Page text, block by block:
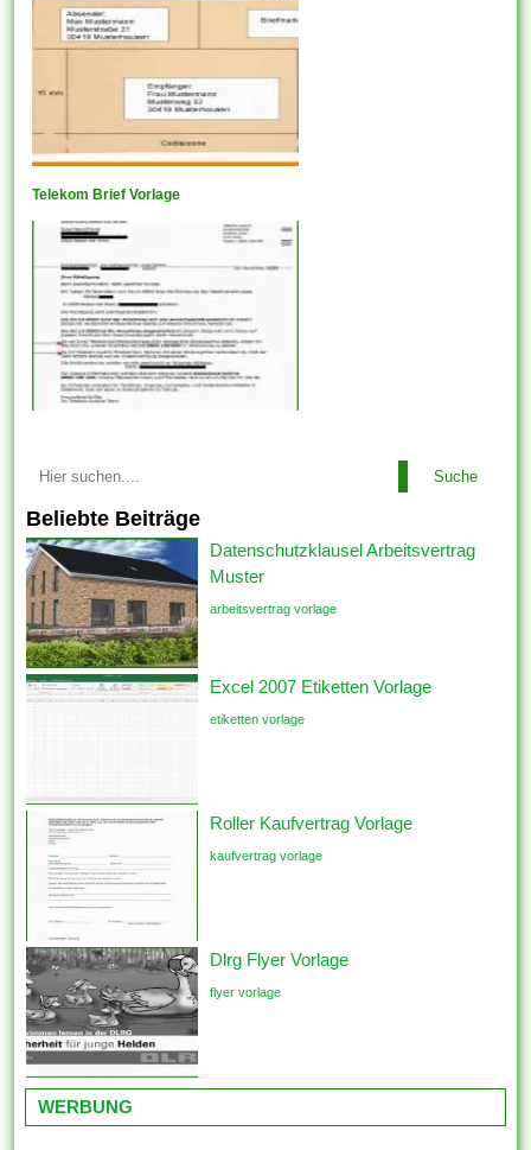
Telekom Brief Vorlage
Suche
Beliebte Beiträge
Datenschutzklausel Arbeitsvertrag
Muster
arbeitsvertrag vorlage
Excel 2007 Etiketten Vorlage
etiketten vorlage
Roller Kaufvertrag Vorlage
kaufvertrag vorlage
Dlrg Flyer Vorlage
flyer vorlage
WERBUNG